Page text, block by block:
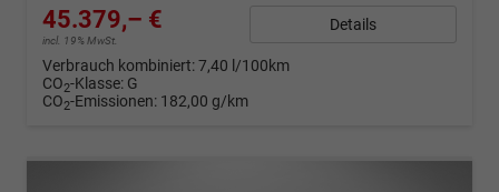
45.379,– €
incl. 19% MwSt.
Details
Verbrauch kombiniert:7,40 l/100km
CO2-Klasse: G
CO2-Emissionen: 182,00 g/km